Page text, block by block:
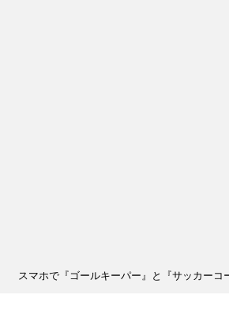
スマホで『ゴールキーパー』と『サッカーコ